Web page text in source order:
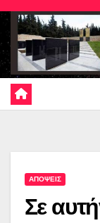
Skip
content
ΑΠΟΨΕΙΣ
Σε